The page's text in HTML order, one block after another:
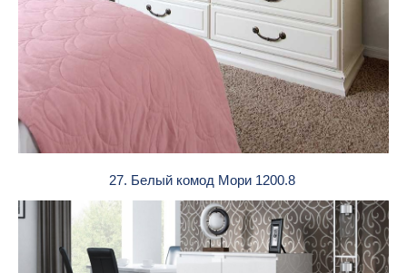
27. Белый комод Мори 1200.8